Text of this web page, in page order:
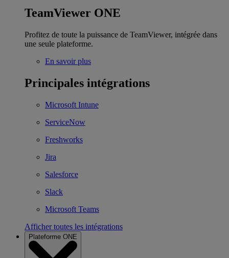
TeamViewer ONE
Profitez de toute la puissance de TeamViewer, intégrée dans
une seule plateforme.
En savoir plus
Principales intégrations
Microsoft Intune
ServiceNow
Freshworks
Jira
Salesforce
Slack
Microsoft Teams
Afficher toutes les intégrations
Plateforme ONE